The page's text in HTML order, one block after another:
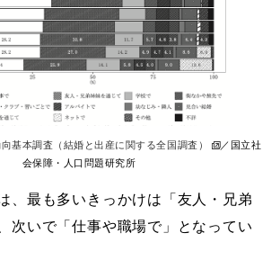
基本調査（結婚と出産に関する全国調査）
／国立社
会保障・人口問題研究所
、最も多いきっかけは「友人・兄弟
次いで「仕事や職場で」となってい